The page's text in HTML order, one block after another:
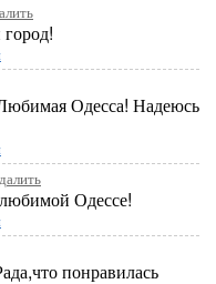
Одесса! Надеюсь
Одессе!
понравилась